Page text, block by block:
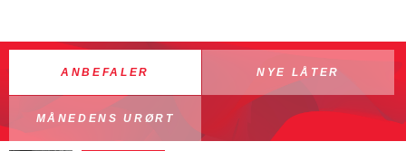
ANBEFALER NYE LÅTER
MÅNEDENS URØRT